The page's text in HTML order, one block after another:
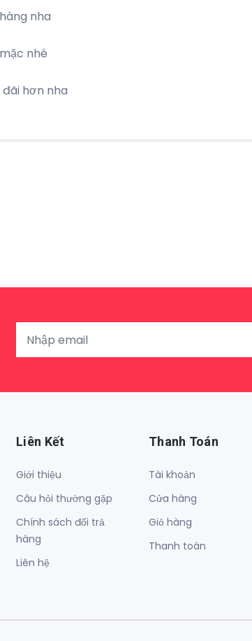
nha
nhé
hơn nha
Liên Kết
Giới thiệu
Câu hỏi thường gặp
Chính sách đổi trả
hàng
Liên hệ
Thanh Toán
Tài khoản
Cửa hàng
Giỏ hàng
Thanh toán